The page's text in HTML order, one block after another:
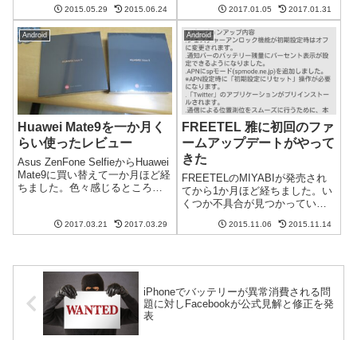
ルアプリであるInboxならそんな
誤送信を修正できるらしいで
す。追記:Gmailにも同様の機能...
2015.05.29 2015.06.24
が可能です。視線での端末操作
はわかりますが、「モノにくっ
つける」って何でしょう？世界
中のユーザーの声を集めて開発
さ...
2017.01.05 2017.01.31
Android
Huawei Mate9を一か月く
らい使ったレビュー
Asus ZenFone SelfieからHuawei
Mate9に買い替えて一か月ほど経
ちました。色々感じるところが
Mate9についての個別の記事はこ
ちらを参照ください。大画面
2017.03.21 2017.03.29
Android
FREETEL 雅に初回のファ
ームアップデートがやって
きた
FREETELのMIYABIが発売され
てから1か月ほど経ちました。い
くつか不具合が見つかっていま
ートがリリースされました。既
プデートから更新可能新しいフ
2015.11.06 2015.11.14
iPhoneでバッテリーが異常消費される問
題に対しFacebookが公式見解と修正を発
表